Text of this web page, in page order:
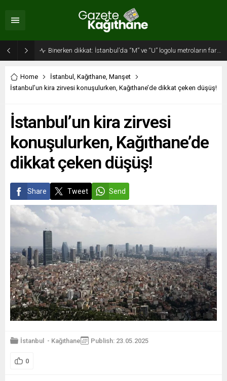
Home İstanbul Kağıthane Manşet
İstanbul’un kira zirvesi konuşulurken, Kağıthane’de dikkat çeken düşüş!
İstanbul’un kira zirvesi
konuşulurken, Kağıthane’de
dikkat çeken düşüş!
Share Tweet Send
İstanbul - Kağıthane Publish: 23.05.2025
0